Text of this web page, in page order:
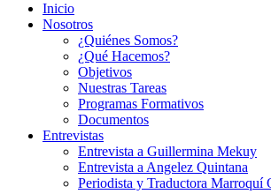
Inicio
Nosotros
¿Quiénes Somos?
¿Qué Hacemos?
Objetivos
Nuestras Tareas
Programas Formativos
Documentos
Entrevistas
Entrevista a Guillermina Mekuy
Entrevista a Angelez Quintana
Periodista y Traductora Marroquí